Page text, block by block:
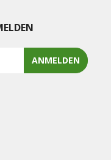
ANMELDEN